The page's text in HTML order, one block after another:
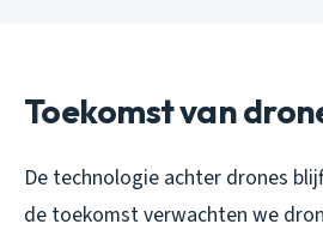
Toekomst van
De technologie achter drones
de toekomst verwachten we